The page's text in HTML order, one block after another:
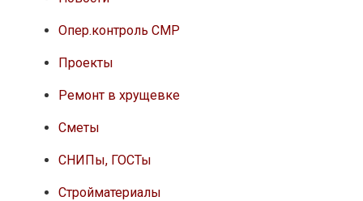
Опер.контроль СМР
Проекты
Ремонт в хрущевке
Сметы
СНИПы, ГОСТы
Стройматериалы